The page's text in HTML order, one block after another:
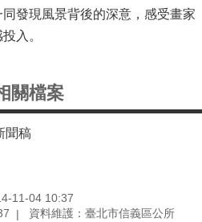
發現風景背後的深意，感受畫家
入。
關檔案
聞稿
11-04 10:37
資料維護：臺北市信義區公所